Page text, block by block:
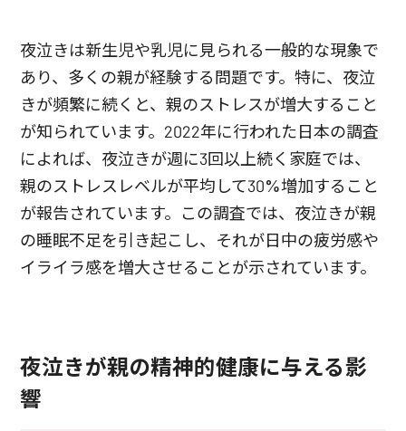
夜泣きは新生児や乳児に見られる一般的な現象で
あり、多くの親が経験する問題です。特に、夜泣
きが頻繁に続くと、親のストレスが増大すること
が知られています。2022年に行われた日本の調査
によれば、夜泣きが週に3回以上続く家庭では、
親のストレスレベルが平均して30%増加すること
が報告されています。この調査では、夜泣きが親
の睡眠不足を引き起こし、それが日中の疲労感や
イライラ感を増大させることが示されています。
夜泣きが親の精神的健康に与える影
響